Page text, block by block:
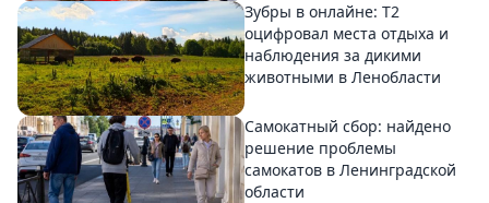
Зубры в онлайне: Т2
оцифровал места отдыха и
наблюдения за дикими
животными в Ленобласти
Самокатный сбор: найдено
решение проблемы
самокатов в Ленинградской
области